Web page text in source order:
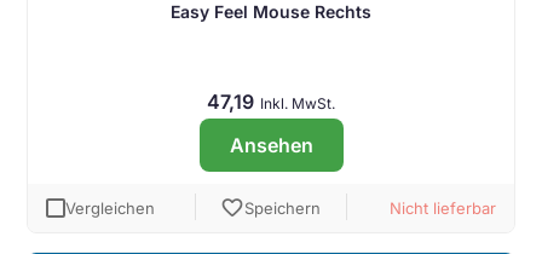
Easy Feel Mouse Rechts
47,19 Inkl. MwSt.
Ansehen
Vergleichen favoriteSpeichern Nicht lieferbar